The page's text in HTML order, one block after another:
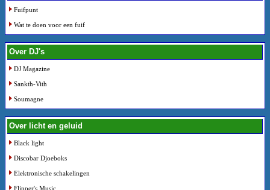
Fuifpunt
Wat te doen voor een fuif
Over DJ's
DJ Magazine
Sankth-Vith
Soumagne
Over licht en geluid
Black light
Discobar Djoeboks
Elektronische schakelingen
Flipper's Music